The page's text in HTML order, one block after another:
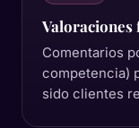
Valoraciones
Comentarios
competencia)
sido clientes